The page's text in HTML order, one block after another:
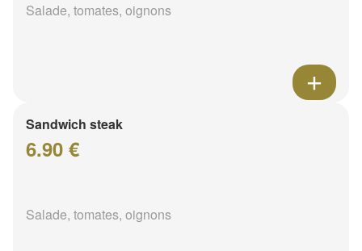
Salade, tomates, oignons
Sandwich steak
6.90 €
Salade, tomates, oignons